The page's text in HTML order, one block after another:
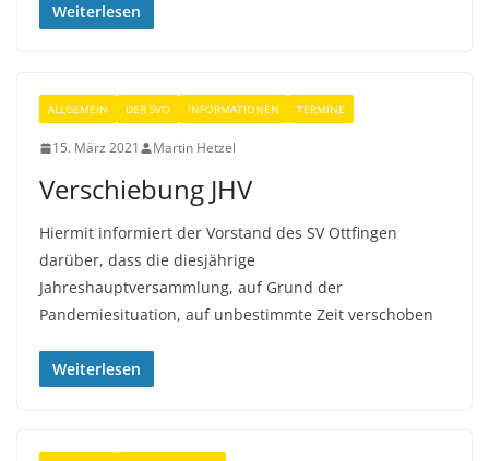
Weiterlesen
ALLGEMEIN DER SVO INFORMATIONEN TERMINE
15. März 2021 Martin Hetzel
Verschiebung JHV
Hiermit informiert der Vorstand des SV Ottfingen
darüber, dass die diesjährige
Jahreshauptversammlung, auf Grund der
Pandemiesituation, auf unbestimmte Zeit verschoben
Weiterlesen